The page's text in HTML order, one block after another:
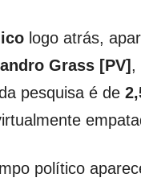
logo atrás,
Grass [PV] ,
pesquisa é de
político